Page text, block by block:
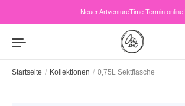
Neuer ArtventureTime Termin online!
Startseite / Kollektionen / 0,75L Sektflasche